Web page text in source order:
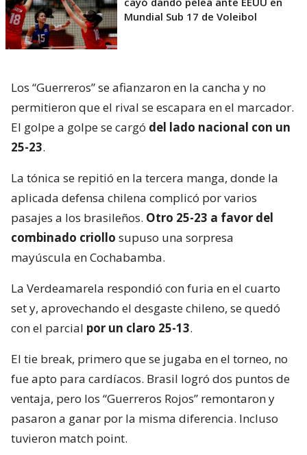
Mundial Sub 17 de Voleibol
Los “Guerreros” se afianzaron en la cancha y no
permitieron que el rival se escapara en el marcador.
El golpe a golpe se cargó del lado nacional con un
25-23.
La tónica se repitió en la tercera manga, donde la
aplicada defensa chilena complicó por varios
pasajes a los brasileños. Otro 25-23 a favor del
combinado criollo supuso una sorpresa
mayúscula en Cochabamba.
La Verdeamarela respondió con furia en el cuarto
set y, aprovechando el desgaste chileno, se quedó
con el parcial por un claro 25-13.
El tie break, primero que se jugaba en el torneo, no
fue apto para cardíacos. Brasil logró dos puntos de
ventaja, pero los “Guerreros Rojos” remontaron y
pasaron a ganar por la misma diferencia. Incluso
tuvieron match point.